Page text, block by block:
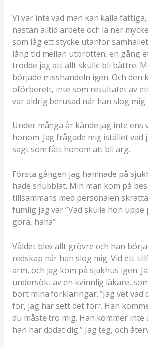
Vi var inte vad man kan kalla
nästan alltid arbete och la ner
som låg ett stycke utanför
lång tid mellan utbrotten, en gång
trodde jag att allt skulle bli bättre.
började misshandeln igen. Och den
oförberett, inte som resultatet av
var aldrig berusad när han slog mig.
Under många år kände jag inte ens
honom. Jag frågade mig istället vad
sagt som fått honom att bli arg.
Första gången jag hamnade på
hade snubblat. Min man kom på
tillsammans med personalen
fumlig jag var ”Vad skulle hon uppe
göra, haha”
Våldet blev allt grövre och han
redskap när han slog mig. Vid ett
arm, och jag kom på sjukhus igen.
undersökt av en kvinnlig läkare,
bort mina förklaringar. ”Jag vet vad
för, jag har sett det förr. Han
du måste tro mig. Han kommer
han har dödat dig.” Jag teg, och